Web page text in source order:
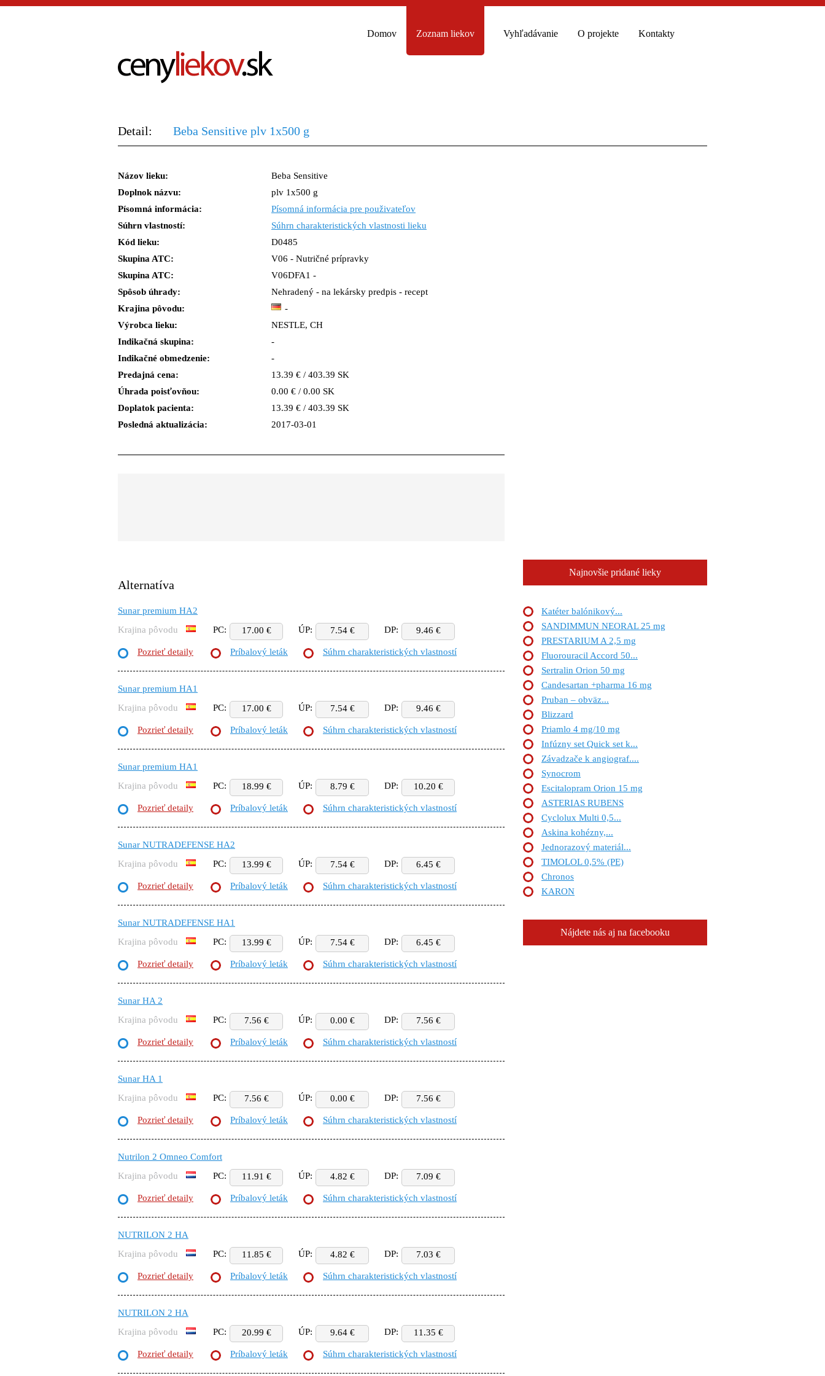
Domov Zoznam liekov Vyhľadávanie O projekte Kontakty
Detail: Beba Sensitive plv 1x500 g
Názov lieku:
Beba Sensitive
Doplnok názvu:
plv 1x500 g
Písomná informácia:
Písomná informácia pre použivateľov
Súhrn vlastností:
Súhrn charakteristických vlastnosti lieku
Kód lieku:
D0485
Skupina ATC:
V06 - Nutričné prípravky
Skupina ATC:
V06DFA1 -
Spôsob úhrady:
Nehradený - na lekársky predpis - recept
Krajina pôvodu:
-
Výrobca lieku:
NESTLE, CH
Indikačná skupina:
-
Indikačné obmedzenie:
-
Predajná cena:
13.39 € / 403.39 SK
Úhrada poisťovňou:
0.00 € / 0.00 SK
Doplatok pacienta:
13.39 € / 403.39 SK
Posledná aktualizácia:
2017-03-01
Alternatíva
Sunar premium HA2
Krajina pôvodu
PC: 17.00 € ÚP: 7.54 € DP: 9.46 €
Pozrieť detaily Príbalový leták Súhrn charakteristických vlastností
Sunar premium HA1
Krajina pôvodu
PC: 17.00 € ÚP: 7.54 € DP: 9.46 €
Pozrieť detaily Príbalový leták Súhrn charakteristických vlastností
Sunar premium HA1
Krajina pôvodu
PC: 18.99 € ÚP: 8.79 € DP: 10.20 €
Pozrieť detaily Príbalový leták Súhrn charakteristických vlastností
Sunar NUTRADEFENSE HA2
Krajina pôvodu
PC: 13.99 € ÚP: 7.54 € DP: 6.45 €
Pozrieť detaily Príbalový leták Súhrn charakteristických vlastností
Sunar NUTRADEFENSE HA1
Krajina pôvodu
PC: 13.99 € ÚP: 7.54 € DP: 6.45 €
Pozrieť detaily Príbalový leták Súhrn charakteristických vlastností
Sunar HA 2
Krajina pôvodu
PC: 7.56 € ÚP: 0.00 € DP: 7.56 €
Pozrieť detaily Príbalový leták Súhrn charakteristických vlastností
Sunar HA 1
Krajina pôvodu
PC: 7.56 € ÚP: 0.00 € DP: 7.56 €
Pozrieť detaily Príbalový leták Súhrn charakteristických vlastností
Nutrilon 2 Omneo Comfort
Krajina pôvodu
PC: 11.91 € ÚP: 4.82 € DP: 7.09 €
Pozrieť detaily Príbalový leták Súhrn charakteristických vlastností
NUTRILON 2 HA
Krajina pôvodu
PC: 11.85 € ÚP: 4.82 € DP: 7.03 €
Pozrieť detaily Príbalový leták Súhrn charakteristických vlastností
NUTRILON 2 HA
Krajina pôvodu
PC: 20.99 € ÚP: 9.64 € DP: 11.35 €
Pozrieť detaily Príbalový leták Súhrn charakteristických vlastností
Najnovšie pridané lieky
Katéter balónikový...
SANDIMMUN NEORAL 25 mg
PRESTARIUM A 2,5 mg
Fluorouracil Accord 50...
Sertralin Orion 50 mg
Candesartan +pharma 16 mg
Pruban – obväz...
Blizzard
Priamlo 4 mg/10 mg
Infúzny set Quick set k...
Závadzače k angiograf....
Synocrom
Escitalopram Orion 15 mg
ASTERIAS RUBENS
Cyclolux Multi 0,5...
Askina kohézny,...
Jednorazový materiál...
TIMOLOL 0,5% (PE)
Chronos
KARON
Nájdete nás aj na facebooku